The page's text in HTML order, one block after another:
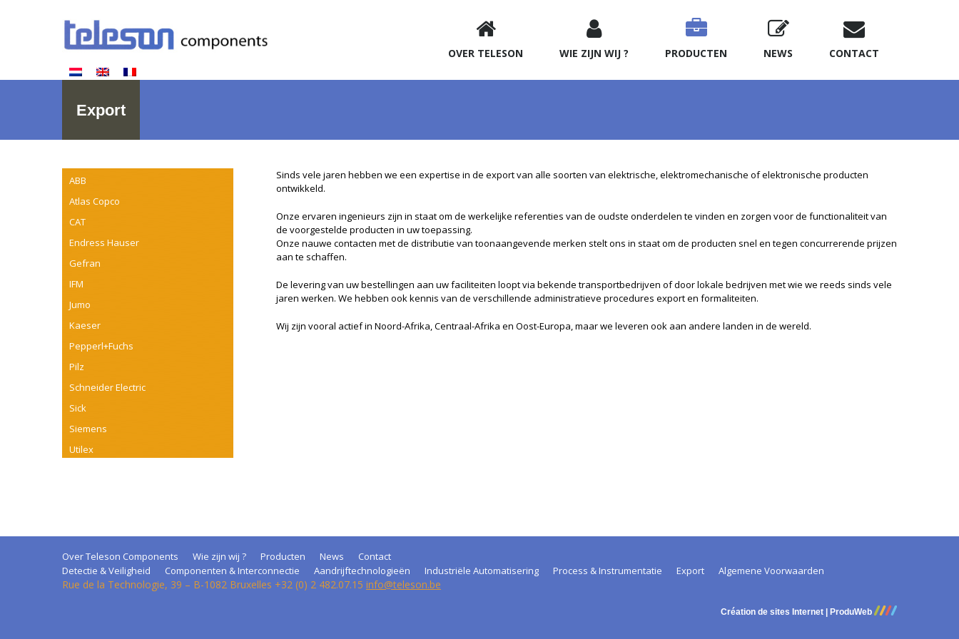
OVER TELESON WIE ZIJN WIJ ? PRODUCTEN NEWS CONTACT
Export
ABB
Atlas Copco
CAT
Endress Hauser
Gefran
IFM
Jumo
Kaeser
Pepperl+Fuchs
Pilz
Schneider Electric
Sick
Siemens
Utilex
Sinds vele jaren hebben we een expertise in de export van alle soorten van elektrische, elektromechanische of elektronische producten
ontwikkeld.
Onze ervaren ingenieurs zijn in staat om de werkelijke referenties van de oudste onderdelen te vinden en zorgen voor de functionaliteit van
de voorgestelde producten in uw toepassing.
Onze nauwe contacten met de distributie van toonaangevende merken stelt ons in staat om de producten snel en tegen concurrerende prijzen
aan te schaffen.
De levering van uw bestellingen aan uw faciliteiten loopt via bekende transportbedrijven of door lokale bedrijven met wie we reeds sinds vele
jaren werken. We hebben ook kennis van de verschillende administratieve procedures export en formaliteiten.
Wij zijn vooral actief in Noord-Afrika, Centraal-Afrika en Oost-Europa, maar we leveren ook aan andere landen in de wereld.
Over Teleson Components Wie zijn wij ? Producten News
Contact
Detectie & Veiligheid
Componenten & Interconnectie Aandrijftechnologieën Industriële Automatisering Process & Instrumentatie Export Algemene Voorwaarden
Rue de la Technologie, 39 – B-1082 Bruxelles +32 (0) 2 482.07.15 info@teleson.be
Création de sites Internet | ProduWeb